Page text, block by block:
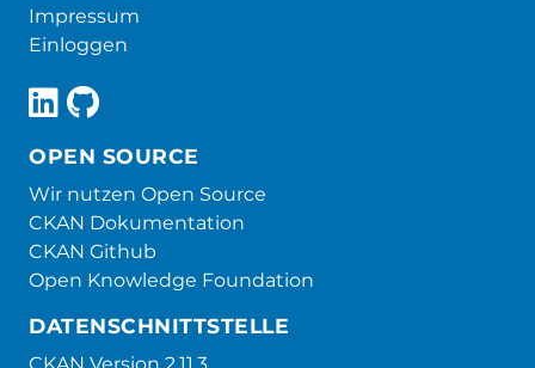
Impressum
Einloggen
OPEN SOURCE
Wir nutzen Open Source
CKAN Dokumentation
CKAN Github
Open Knowledge Foundation
DATENSCHNITTSTELLE